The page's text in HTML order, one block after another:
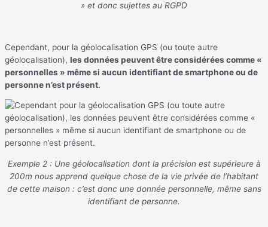
» et donc sujettes au RGPD
Cependant, pour la géolocalisation GPS (ou toute autre
géolocalisation), les données peuvent être considérées comme «
personnelles » même si aucun identifiant de smartphone ou de
personne n’est présent.
Exemple 2 : Une géolocalisation dont la précision est supérieure à
200m nous apprend quelque chose de la vie privée de l’habitant
de cette maison : c’est donc une donnée personnelle, même sans
identifiant de personne.